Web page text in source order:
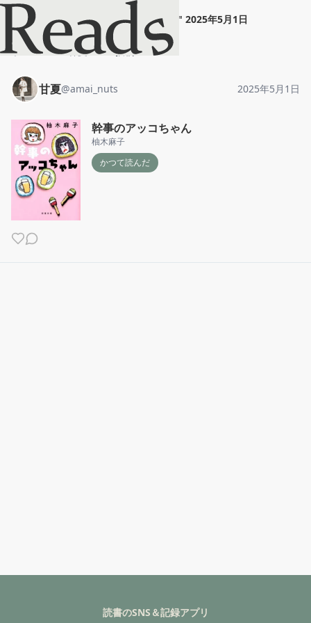
甘夏"幹事のアッコちゃん " 2025年5月1日
ホーム 甘夏 投稿
甘夏@amai_nuts 2025年5月1日
幹事のアッコちゃん
柚木麻子
かつて読んだ
読書のSNS＆記録アプリ